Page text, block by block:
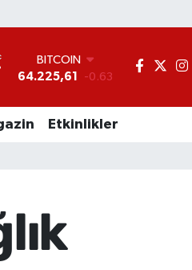
DOLAR
47,7143
0.16
13.799
Etkinlikler